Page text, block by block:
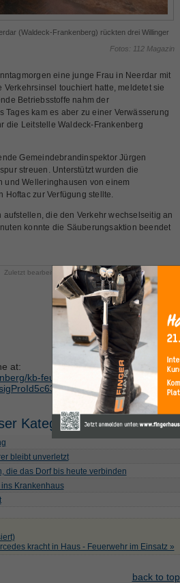
(Waldeck-Frankenberg) rückten drei Willinger
Fotos: 112 Magazin
eine junge Frau in Neerdar mit
touchiert hatte, meldetet sie
Betriebsstoffe nahm der
Tages kam es aber zu einer Verwässerung
die Leitstelle Waldeck-Frankenberg
Gemeindebrandinspektor Jürgen
streuen. Unterstützt wurden die
und Welleringhausen von einem
Hoftac zur Verfügung stellte.
die den Verkehr wechselseitig an
konnte die Säuberungsaktion beendet
Zuletzt bearbeitet am Sonntag, 24. Januar 2021 17:39
at:
kb-feuerwehr/item/31706-
Kategorie
bleibt unverletzt
die das Dorf bis heute verbinden
Krankenhaus
kracht in Haus - Feuerwehr im Einsatz »
back to top